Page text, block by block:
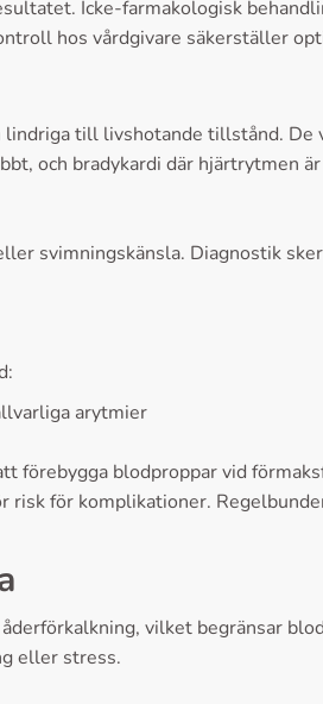
Icke-farmakologisk
hos vårdgivare säkerställer
till livshotande tillstånd.
och bradykardi där hjärtrytmen
svimningskänsla. Diagnostik
arytmier
förebygga blodproppar vid
för komplikationer.
vilket begränsar
eller stress.